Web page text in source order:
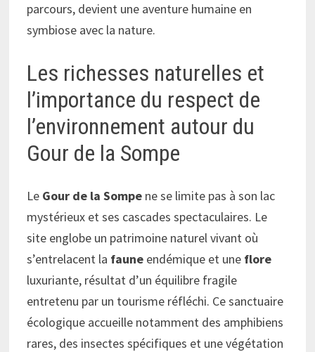
parcours, devient une aventure humaine en
symbiose avec la nature.
Les richesses naturelles et
l’importance du respect de
l’environnement autour du
Gour de la Sompe
Le Gour de la Sompe ne se limite pas à son lac
mystérieux et ses cascades spectaculaires. Le
site englobe un patrimoine naturel vivant où
s’entrelacent la faune endémique et une flore
luxuriante, résultat d’un équilibre fragile
entretenu par un tourisme réfléchi. Ce sanctuaire
écologique accueille notamment des amphibiens
rares, des insectes spécifiques et une végétation